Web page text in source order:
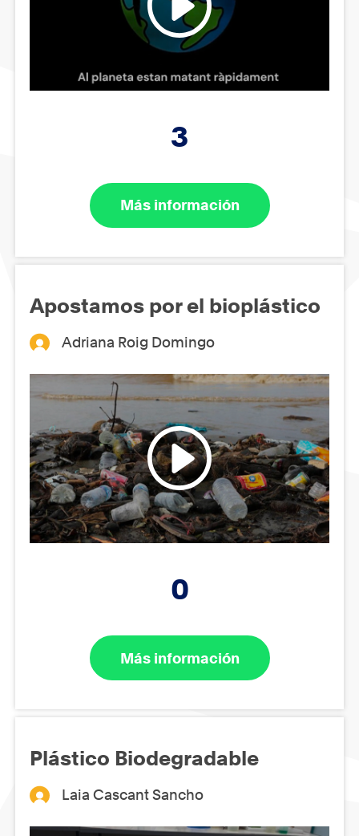
3
Más información
Apostamos por el bioplástico
Adriana Roig Domingo
0
Más información
Plástico Biodegradable
Laia Cascant Sancho